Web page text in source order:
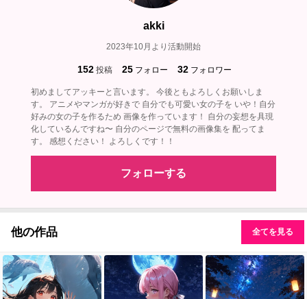
akki
2023年10月より活動開始
152 投稿 25 フォロー 32 フォロワー
初めましてアッキーと言います。 今後ともよろしくお願いしま
す。 アニメやマンガが好きで 自分でも可愛い女の子を いや！自分
好みの女の子を作るため 画像を作っています！ 自分の妄想を具現
化しているんですね〜 自分のページで無料の画像集を 配ってま
す。 感想ください！ よろしくです！！
フォローする
他の作品 全てを見る